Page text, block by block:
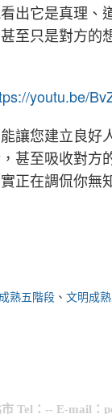
出它是真理、
至只是對方的
youtu.be/
讓您建立良好
甚至吸收對方
正在調侃你無
熟五階段 、文明成
Tel：-- E-mail：